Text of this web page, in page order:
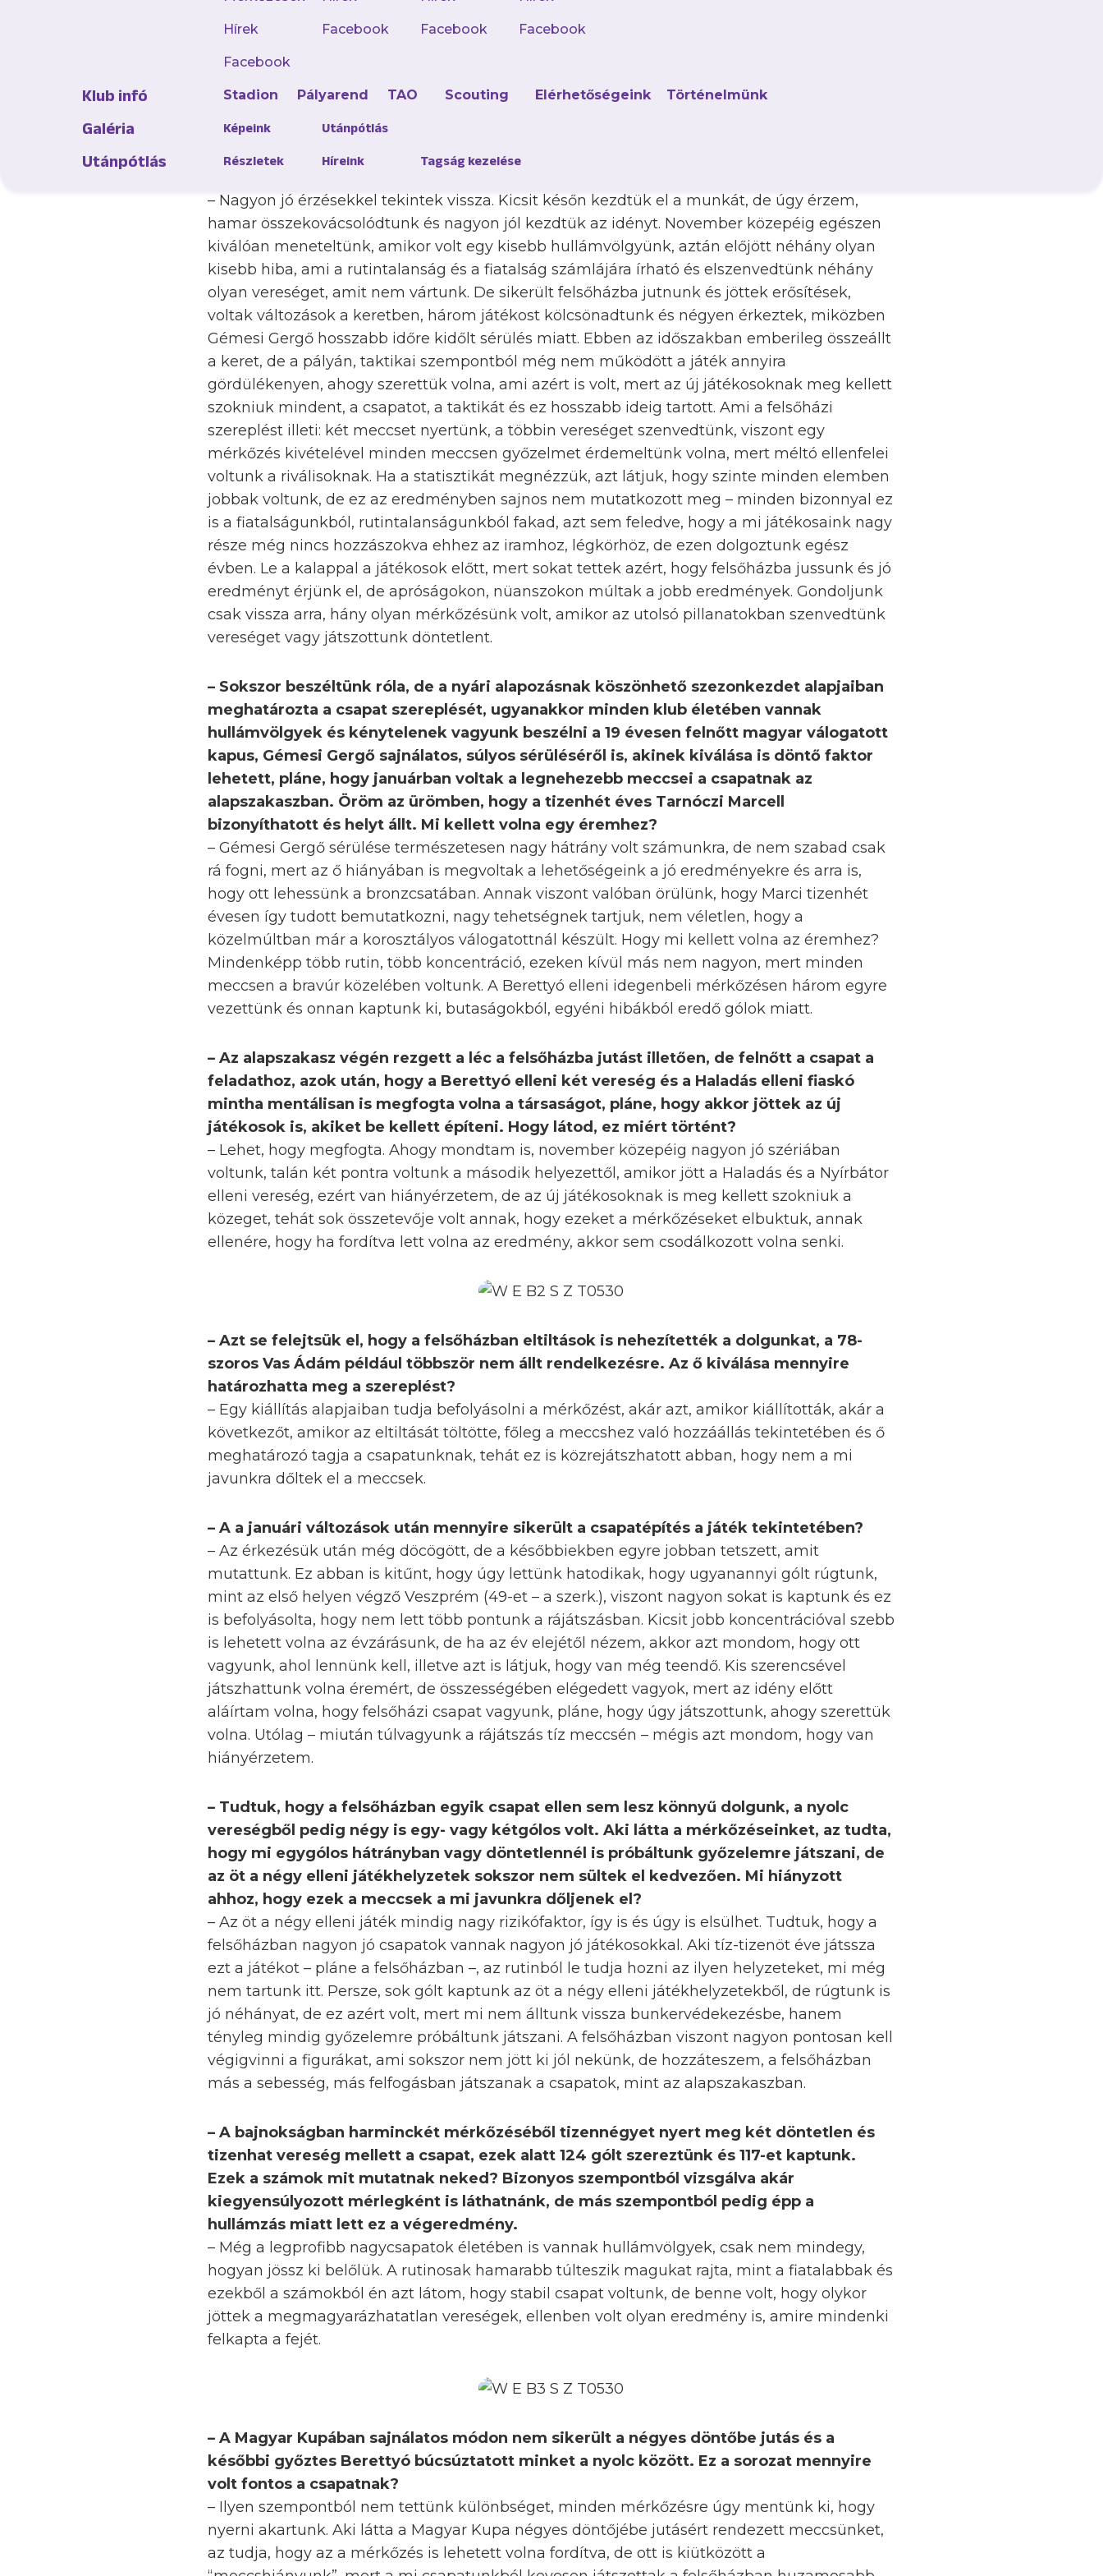
Hírek
Facebook
Facebook Facebook Facebook
Klub infó Stadion Pályarend TAO Scouting Elérhetőségeink Történelmünk
Galéria Képeink Utánpótlás
Utánpótlás Részletek Híreink Tagság kezelése
Szezonértékelő interjú.
– Története során másodszor jutott a felsőházba a futsal NB I-ben az Újpest FC, amely
ugyan hatodikként végzett, de új pontrekordot állított fel. Hogyan tekintesz vissza erre
– Nagyon jó érzésekkel tekintek vissza. Kicsit későn kezdtük el a munkát, de úgy érzem,
hamar összekovácsolódtunk és nagyon jól kezdtük az idényt. November közepéig egészen
kiválóan meneteltünk, amikor volt egy kisebb hullámvölgyünk, aztán előjött néhány olyan
kisebb hiba, ami a rutintalanság és a fiatalság számlájára írható és elszenvedtünk néhány
olyan vereséget, amit nem vártunk. De sikerült felsőházba jutnunk és jöttek erősítések,
voltak változások a keretben, három játékost kölcsönadtunk és négyen érkeztek, miközben
Gémesi Gergő hosszabb időre kidőlt sérülés miatt. Ebben az időszakban emberileg összeállt
a keret, de a pályán, taktikai szempontból még nem működött a játék annyira
gördülékenyen, ahogy szerettük volna, ami azért is volt, mert az új játékosoknak meg kellett
szokniuk mindent, a csapatot, a taktikát és ez hosszabb ideig tartott. Ami a felsőházi
szereplést illeti: két meccset nyertünk, a többin vereséget szenvedtünk, viszont egy
mérkőzés kivételével minden meccsen győzelmet érdemeltünk volna, mert méltó ellenfelei
voltunk a riválisoknak. Ha a statisztikát megnézzük, azt látjuk, hogy szinte minden elemben
jobbak voltunk, de ez az eredményben sajnos nem mutatkozott meg – minden bizonnyal ez
is a fiatalságunkból, rutintalanságunkból fakad, azt sem feledve, hogy a mi játékosaink nagy
része még nincs hozzászokva ehhez az iramhoz, légkörhöz, de ezen dolgoztunk egész
évben. Le a kalappal a játékosok előtt, mert sokat tettek azért, hogy felsőházba jussunk és jó
eredményt érjünk el, de apróságokon, nüanszokon múltak a jobb eredmények. Gondoljunk
csak vissza arra, hány olyan mérkőzésünk volt, amikor az utolsó pillanatokban szenvedtünk
vereséget vagy játszottunk döntetlent.
– Sokszor beszéltünk róla, de a nyári alapozásnak köszönhető szezonkezdet alapjaiban
meghatározta a csapat szereplését, ugyanakkor minden klub életében vannak
hullámvölgyek és kénytelenek vagyunk beszélni a 19 évesen felnőtt magyar válogatott
kapus, Gémesi Gergő sajnálatos, súlyos sérüléséről is, akinek kiválása is döntő faktor
lehetett, pláne, hogy januárban voltak a legnehezebb meccsei a csapatnak az
alapszakaszban. Öröm az ürömben, hogy a tizenhét éves Tarnóczi Marcell
bizonyíthatott és helyt állt. Mi kellett volna egy éremhez?
– Gémesi Gergő sérülése természetesen nagy hátrány volt számunkra, de nem szabad csak
rá fogni, mert az ő hiányában is megvoltak a lehetőségeink a jó eredményekre és arra is,
hogy ott lehessünk a bronzcsatában. Annak viszont valóban örülünk, hogy Marci tizenhét
évesen így tudott bemutatkozni, nagy tehetségnek tartjuk, nem véletlen, hogy a
közelmúltban már a korosztályos válogatottnál készült. Hogy mi kellett volna az éremhez?
Mindenképp több rutin, több koncentráció, ezeken kívül más nem nagyon, mert minden
meccsen a bravúr közelében voltunk. A Berettyó elleni idegenbeli mérkőzésen három egyre
vezettünk és onnan kaptunk ki, butaságokból, egyéni hibákból eredő gólok miatt.
– Az alapszakasz végén rezgett a léc a felsőházba jutást illetően, de felnőtt a csapat a
feladathoz, azok után, hogy a Berettyó elleni két vereség és a Haladás elleni fiaskó
mintha mentálisan is megfogta volna a társaságot, pláne, hogy akkor jöttek az új
játékosok is, akiket be kellett építeni. Hogy látod, ez miért történt?
– Lehet, hogy megfogta. Ahogy mondtam is, november közepéig nagyon jó szériában
voltunk, talán két pontra voltunk a második helyezettől, amikor jött a Haladás és a Nyírbátor
elleni vereség, ezért van hiányérzetem, de az új játékosoknak is meg kellett szokniuk a
közeget, tehát sok összetevője volt annak, hogy ezeket a mérkőzéseket elbuktuk, annak
ellenére, hogy ha fordítva lett volna az eredmény, akkor sem csodálkozott volna senki.
– Azt se felejtsük el, hogy a felsőházban eltiltások is nehezítették a dolgunkat, a 78-
szoros Vas Ádám például többször nem állt rendelkezésre. Az ő kiválása mennyire
határozhatta meg a szereplést?
– Egy kiállítás alapjaiban tudja befolyásolni a mérkőzést, akár azt, amikor kiállították, akár a
következőt, amikor az eltiltását töltötte, főleg a meccshez való hozzáállás tekintetében és ő
meghatározó tagja a csapatunknak, tehát ez is közrejátszhatott abban, hogy nem a mi
javunkra dőltek el a meccsek.
– A a januári változások után mennyire sikerült a csapatépítés a játék tekintetében?
– Az érkezésük után még döcögött, de a későbbiekben egyre jobban tetszett, amit
mutattunk. Ez abban is kitűnt, hogy úgy lettünk hatodikak, hogy ugyanannyi gólt rúgtunk,
mint az első helyen végző Veszprém (49-et – a szerk.), viszont nagyon sokat is kaptunk és ez
is befolyásolta, hogy nem lett több pontunk a rájátszásban. Kicsit jobb koncentrációval szebb
is lehetett volna az évzárásunk, de ha az év elejétől nézem, akkor azt mondom, hogy ott
vagyunk, ahol lennünk kell, illetve azt is látjuk, hogy van még teendő. Kis szerencsével
játszhattunk volna éremért, de összességében elégedett vagyok, mert az idény előtt
aláírtam volna, hogy felsőházi csapat vagyunk, pláne, hogy úgy játszottunk, ahogy szerettük
volna. Utólag – miután túlvagyunk a rájátszás tíz meccsén – mégis azt mondom, hogy van
hiányérzetem.
– Tudtuk, hogy a felsőházban egyik csapat ellen sem lesz könnyű dolgunk, a nyolc
vereségből pedig négy is egy- vagy kétgólos volt. Aki látta a mérkőzéseinket, az tudta,
hogy mi egygólos hátrányban vagy döntetlennél is próbáltunk győzelemre játszani, de
az öt a négy elleni játékhelyzetek sokszor nem sültek el kedvezően. Mi hiányzott
ahhoz, hogy ezek a meccsek a mi javunkra dőljenek el?
– Az öt a négy elleni játék mindig nagy rizikófaktor, így is és úgy is elsülhet. Tudtuk, hogy a
felsőházban nagyon jó csapatok vannak nagyon jó játékosokkal. Aki tíz-tizenöt éve játssza
ezt a játékot – pláne a felsőházban –, az rutinból le tudja hozni az ilyen helyzeteket, mi még
nem tartunk itt. Persze, sok gólt kaptunk az öt a négy elleni játékhelyzetekből, de rúgtunk is
jó néhányat, de ez azért volt, mert mi nem álltunk vissza bunkervédekezésbe, hanem
tényleg mindig győzelemre próbáltunk játszani. A felsőházban viszont nagyon pontosan kell
végigvinni a figurákat, ami sokszor nem jött ki jól nekünk, de hozzáteszem, a felsőházban
más a sebesség, más felfogásban játszanak a csapatok, mint az alapszakaszban.
– A bajnokságban harminckét mérkőzéséből tizennégyet nyert meg két döntetlen és
tizenhat vereség mellett a csapat, ezek alatt 124 gólt szereztünk és 117-et kaptunk.
Ezek a számok mit mutatnak neked? Bizonyos szempontból vizsgálva akár
kiegyensúlyozott mérlegként is láthatnánk, de más szempontból pedig épp a
hullámzás miatt lett ez a végeredmény.
– Még a legprofibb nagycsapatok életében is vannak hullámvölgyek, csak nem mindegy,
hogyan jössz ki belőlük. A rutinosak hamarabb túlteszik magukat rajta, mint a fiatalabbak és
ezekből a számokból én azt látom, hogy stabil csapat voltunk, de benne volt, hogy olykor
jöttek a megmagyarázhatatlan vereségek, ellenben volt olyan eredmény is, amire mindenki
felkapta a fejét.
– A Magyar Kupában sajnálatos módon nem sikerült a négyes döntőbe jutás és a
későbbi győztes Berettyó búcsúztatott minket a nyolc között. Ez a sorozat mennyire
volt fontos a csapatnak?
– Ilyen szempontból nem tettünk különbséget, minden mérkőzésre úgy mentünk ki, hogy
nyerni akartunk. Aki látta a Magyar Kupa négyes döntőjébe jutásért rendezett meccsünket,
az tudja, hogy az a mérkőzés is lehetett volna fordítva, de ott is kiütközött a